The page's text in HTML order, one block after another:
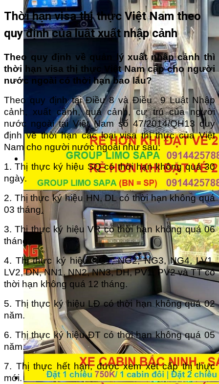
Thời hạn visa thị thực Việt Nam theo
quy định của luật xuất nhập cảnh
Theo quy định về quản lý xuất nhập cảnh thì
thời hạn visa thị thực Việt Nam cấp cho người
nước ngoài có thời hạn bao lâu?
Theo quy định tại Điều 8 và Điều 9 Luật Nhập
cảnh, xuất cảnh, quá cảnh, cư trú của người
nước ngoài tại Việt Nam số 47/2014/QH13 quy
định về thời hạn các loại visa thị thực của Việt
Nam cho người nước ngoài như sau:
1. Thị thực ký hiệu SQ có thời hạn không quá 30
ngày.
2. Thị thực ký hiệu HN, DL có thời hạn không quá
03 tháng.
3. Thị thực ký hiệu VR có thời hạn không quá 06
tháng.
4. Thị thực ký hiệu NG1, NG2, NG3, NG4, LV1,
LV2, DN, NN1, NN2, NN3, DH, PV1, PV2 và TT có
thời hạn không quá 12 tháng.
5. Thị thực ký hiệu LĐ có thời hạn không quá 02
năm.
6. Thị thực ký hiệu ĐT có thời hạn không quá 05
năm.
7. Thị thực hết hạn, được xem xét cấp thị thực
mới.